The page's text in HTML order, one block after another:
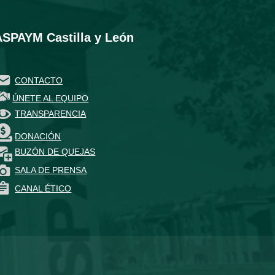
Castilla y León
CONTACTO
ÚNETE AL EQUIPO
TRANSPARENCIA
DONACIÓN
BUZÓN DE QUEJAS
SALA DE PRENSA
CANAL ÉTICO